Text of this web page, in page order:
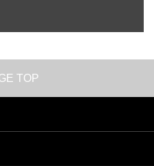
いても、清潔感のないと良
ります。
おしゃれで動
TOP